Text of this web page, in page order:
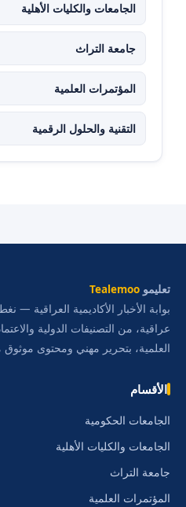
الجامعات والكليات الأهلية
جامعة التراث
المؤتمرات العلمية
التقنية والحلول الرقمية
تعليمو Tealemoo
عراقية، من التصنيفات الدولية
العلمية، بتحرير مهني ومحتوى موثوق منذ
الأقسام
الجامعات الحكومية
الجامعات والكليات الأهلية
جامعة التراث
المؤتمرات العلمية